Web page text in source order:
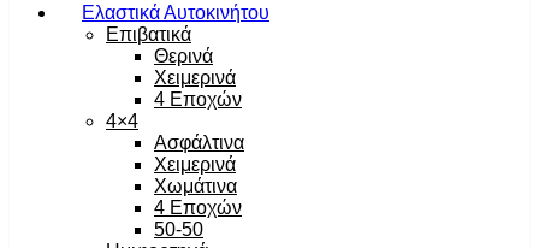
Ελαστικά Αυτοκινήτου
Επιβατικά
Θερινά
Χειμερινά
4 Εποχών
4×4
Ασφάλτινα
Χειμερινά
Χωμάτινα
4 Εποχών
50-50